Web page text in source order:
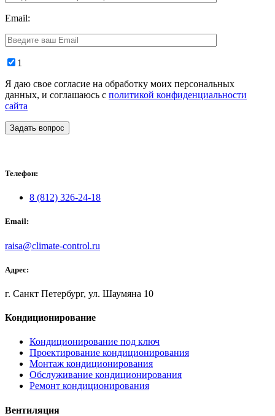
Email:
1
Я даю свое согласие на обработку моих персональных
данных, и соглашаюсь с политикой конфиденциальности
сайта
Задать вопрос
Телефон:
8 (812) 326-24-18
Email:
raisa@climate-control.ru
Адрес:
г. Санкт Петербург, ул. Шаумяна 10
Кондиционирование
Кондиционирование под ключ
Проектирование кондиционирования
Монтаж кондиционирования
Обслуживание кондиционирования
Ремонт кондиционирования
Вентиляция